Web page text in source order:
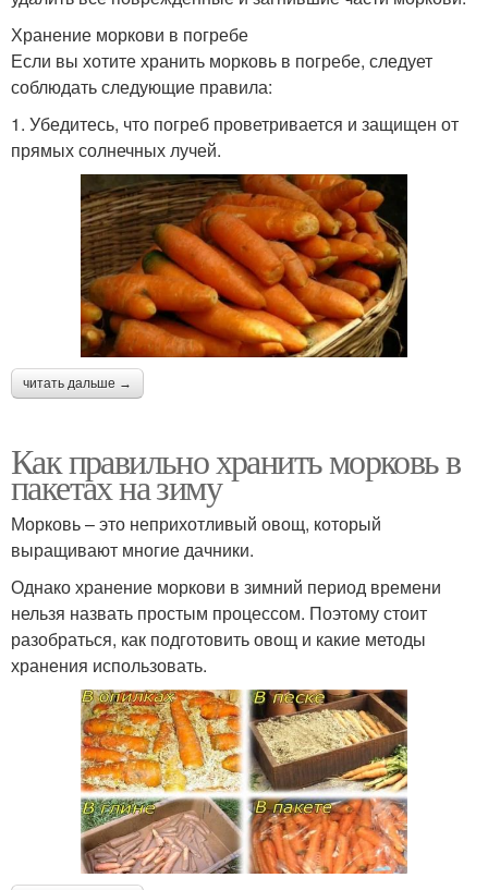
Хранение моркови в погребе
Если вы хотите хранить морковь в погребе, следует
соблюдать следующие правила:
1. Убедитесь, что погреб проветривается и защищен от
прямых солнечных лучей.
читать дальше →
Как правильно хранить морковь в
пакетах на зиму
Морковь – это неприхотливый овощ, который
выращивают многие дачники.
Однако хранение моркови в зимний период времени
нельзя назвать простым процессом. Поэтому стоит
разобраться, как подготовить овощ и какие методы
хранения использовать.